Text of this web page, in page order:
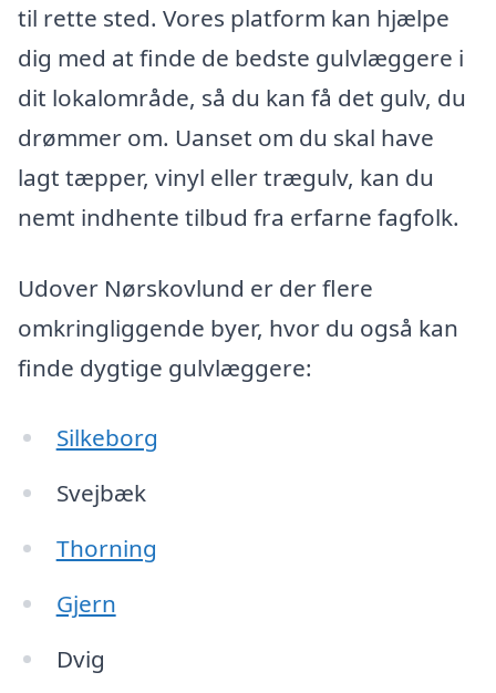
til rette sted. Vores platform kan hjælpe
dig med at finde de bedste gulvlæggere i
dit lokalområde, så du kan få det gulv, du
drømmer om. Uanset om du skal have
lagt tæpper, vinyl eller trægulv, kan du
nemt indhente tilbud fra erfarne fagfolk.
Udover Nørskovlund er der flere
omkringliggende byer, hvor du også kan
finde dygtige gulvlæggere:
Silkeborg
Svejbæk
Thorning
Gjern
Dvig